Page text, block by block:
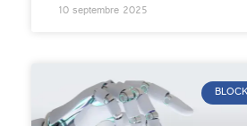
10 septembre 2025